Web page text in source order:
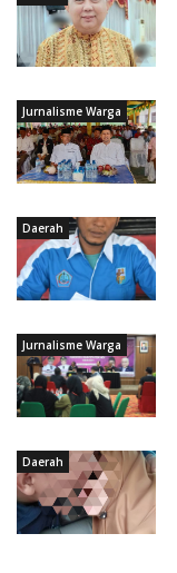
Jurnalisme Warga
Daerah
Jurnalisme Warga
Daerah